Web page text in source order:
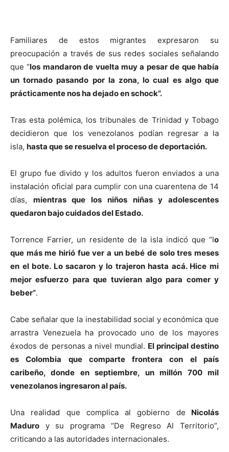
Familiares de estos migrantes expresaron su
preocupación a través de sus redes sociales señalando
que “los mandaron de vuelta muy a pesar de que había
un tornado pasando por la zona, lo cual es algo que
prácticamente nos ha dejado en schock”.
Tras esta polémica, los tribunales de Trinidad y Tobago
decidieron que los venezolanos podían regresar a la
isla, hasta que se resuelva el proceso de deportación.
El grupo fue divido y los adultos fueron enviados a una
instalación oficial para cumplir con una cuarentena de 14
días, mientras que los niños niñas y adolescentes
quedaron bajo cuidados del Estado.
Torrence Farrier, un residente de la isla indicó que “lo
que más me hirió fue ver a un bebé de solo tres meses
en el bote. Lo sacaron y lo trajeron hasta acá. Hice mi
mejor esfuerzo para que tuvieran algo para comer y
beber”.
Cabe señalar que la inestabilidad social y económica que
arrastra Venezuela ha provocado uno de los mayores
éxodos de personas a nivel mundial. El principal destino
es Colombia que comparte frontera con el país
caribeño, donde en septiembre, un millón 700 mil
venezolanos ingresaron al país.
Una realidad que complica al gobierno de Nicolás
Maduro y su programa “De Regreso Al Territorio”,
criticando a las autoridades internacionales.